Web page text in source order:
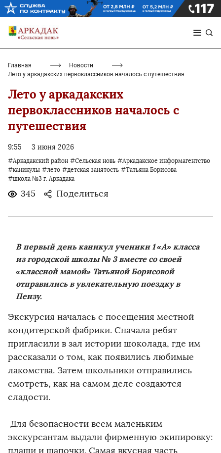
Главная
Новости
Лето у аркадакских первоклассников началось с путешествия
Лето у аркадакских
первоклассников началось с
путешествия
9:55 3 июня 2026
#Аркадакский район #Сельская новь #Аркадакское информагентство
#каникулы #лето #детская занятость #Татьяна Борисова
#школа №3 г. Аркадака
345 Поделиться
В первый день каникул ученики 1 «А» класса
из городской школы № 3 вместе со своей
«классной мамой» Татьяной Борисовой
отправились в увлекательную поездку в
Пензу.
Экскурсия началась с посещения местной
кондитерской фабрики. Сначала ребят
пригласили в зал истории шоколада, где им
рассказали о том, как появились любимые
лакомства. Затем школьники отправились
смотреть, как на самом деле создаются
сладости.
Для безопасности всем маленьким
экскурсантам выдали фирменную экипировку:
плащи и шапочки. Самая вкусная часть